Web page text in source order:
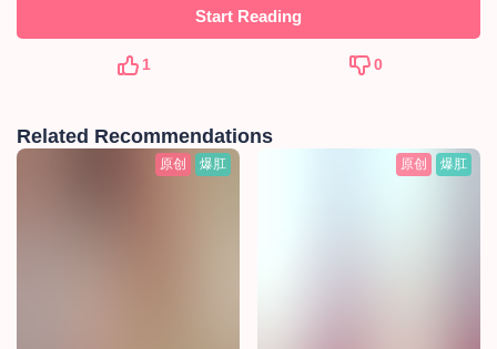
Start Reading
1 0
Related Recommendations
原创 爆肛 原创 爆肛